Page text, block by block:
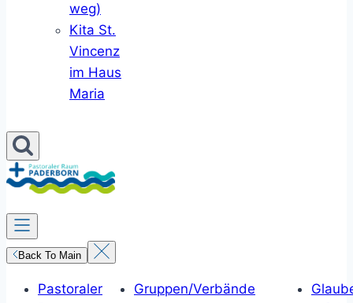
weg)
Kita St.
Vincenz
im Haus
Maria
Back To Main
Pastoraler
Gruppen/Verbände